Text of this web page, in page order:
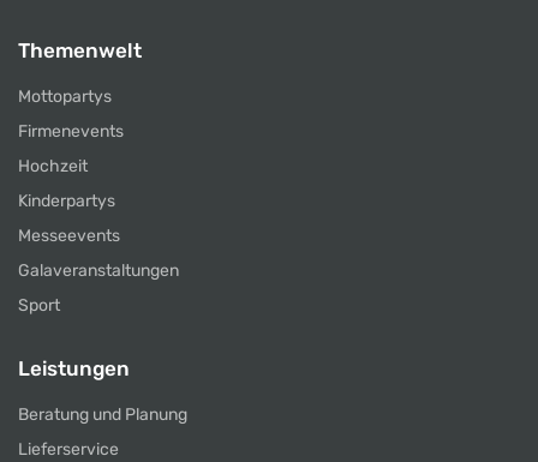
Themenwelt
Mottopartys
Firmenevents
Hochzeit
Kinderpartys
Messeevents
Galaveranstaltungen
Sport
Leistungen
Beratung und Planung
Lieferservice